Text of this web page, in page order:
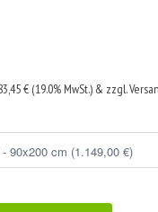
€ (19.0% MwSt.) & zzgl.